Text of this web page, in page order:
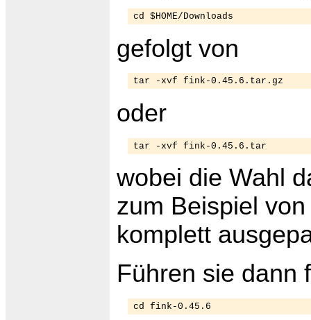
cd $HOME/Downloads
gefolgt von
tar -xvf fink-0.45.6.tar.gz
oder
tar -xvf fink-0.45.6.tar
wobei die Wahl
zum Beispiel
komplett
Führen sie dann
cd fink-0.45.6